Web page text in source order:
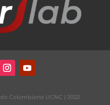
Colombiano UCNC | 2022